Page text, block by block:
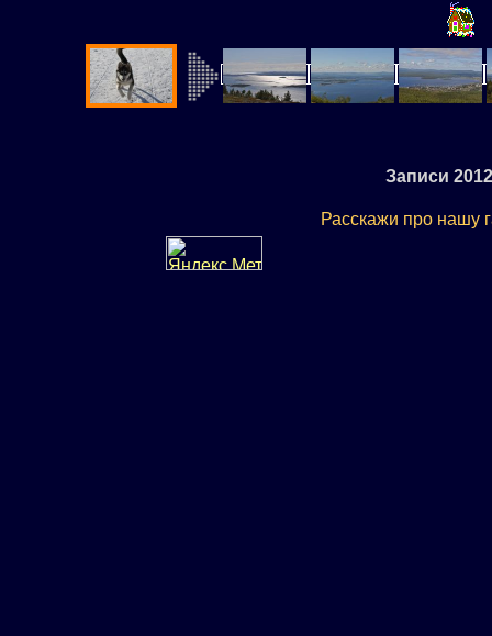
Записи
Расскажи про нашу